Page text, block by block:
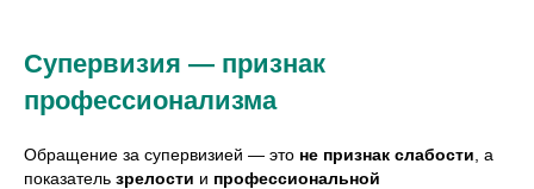
Супервизия — признак
профессионализма
Обращение за супервизией — это не признак слабости , а
показатель зрелости и профессиональной